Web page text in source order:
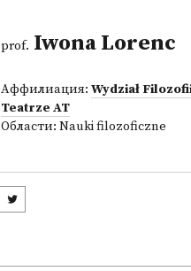
prof. Iwona Lorenc
Аффилиация: Wydział
Teatrze AT
Области: Nauki filozoficzne